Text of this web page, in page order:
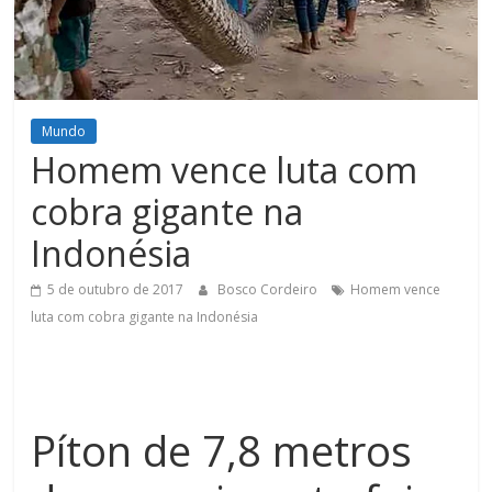
Figueiredo
Mundo
Homem vence luta com
cobra gigante na
Indonésia
5 de outubro de 2017 Bosco Cordeiro
Homem vence
luta com cobra gigante na Indonésia
Píton de 7,8 metros